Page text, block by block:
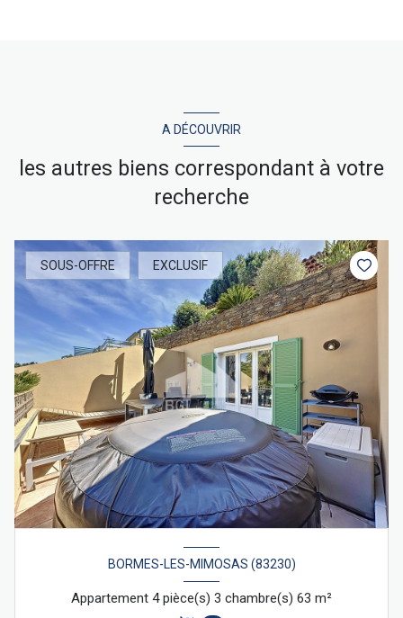
A DÉCOUVRIR
les autres biens correspondant à votre
recherche
SOUS-OFFRE EXCLUSIF
BORMES-LES-MIMOSAS (83230)
Appartement 4 pièce(s) 3 chambre(s) 63 m²